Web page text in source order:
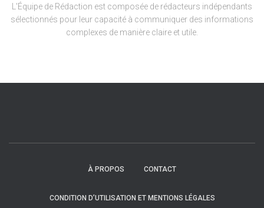
L'Équipe de Rédaction est composée de rédacteurs indépendants
sélectionnés pour leur capacité à communiquer des informations
complexes de manière claire et utile.
À PROPOS CONTACT
CONDITION D’UTILISATION ET MENTIONS LÉGALES